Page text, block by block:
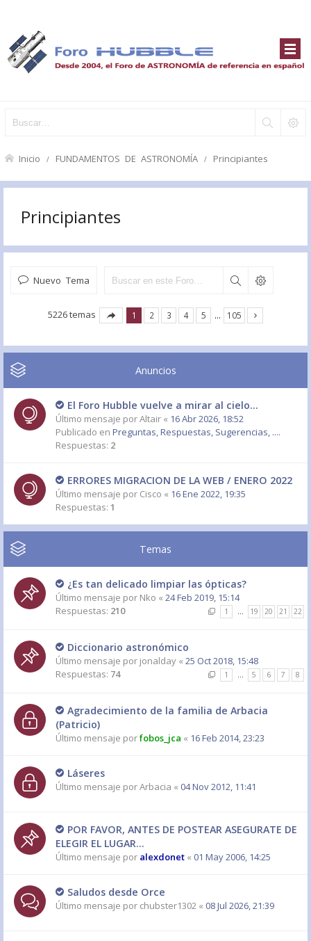
Inicio FUNDAMENTOS DE ASTRONOMÍA Principiantes
Principiantes
Nuevo Tema
5226 temas 1 2 3 4 5 … 105
Anuncios
El Foro Hubble vuelve a mirar al cielo...
Último mensaje porAltair « 16 Abr 2026, 18:52
Publicado en Preguntas, Respuestas, Sugerencias, ....
Respuestas: 2
ERRORES MIGRACION DE LA WEB / ENERO 2022
Último mensaje por Cisco « 16 Ene 2022, 19:35
Respuestas: 1
Temas
¿Es tan delicado limpiar las ópticas?
Último mensaje por Nko « 24 Feb 2019, 15:14
Respuestas: 210 1 … 19 20 21 22
Diccionario astronómico
Último mensaje por jonalday « 25 Oct 2018, 15:48
Respuestas: 74 1 … 5 6 7 8
Agradecimiento de la familia de Arbacia
(Patricio)
Último mensaje porfobos_jca « 16 Feb 2014, 23:23
Láseres
Último mensaje porArbacia « 04 Nov 2012, 11:41
POR FAVOR, ANTES DE POSTEAR ASEGURATE DE
ELEGIR EL LUGAR...
Último mensaje por alexdonet « 01 May 2006, 14:25
Saludos desde Orce
Último mensaje por chubster1302 « 08 Jul 2026, 21:39